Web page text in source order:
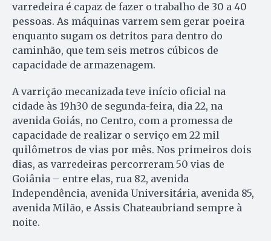
varredeira é capaz de fazer o trabalho de 30 a 40
pessoas. As máquinas varrem sem gerar poeira
enquanto sugam os detritos para dentro do
caminhão, que tem seis metros cúbicos de
capacidade de armazenagem.
A varrição mecanizada teve início oficial na
cidade às 19h30 de segunda-feira, dia 22, na
avenida Goiás, no Centro, com a promessa de
capacidade de realizar o serviço em 22 mil
quilômetros de vias por mês. Nos primeiros dois
dias, as varredeiras percorreram 50 vias de
Goiânia – entre elas, rua 82, avenida
Independência, avenida Universitária, avenida 85,
avenida Milão, e Assis Chateaubriand sempre à
noite.